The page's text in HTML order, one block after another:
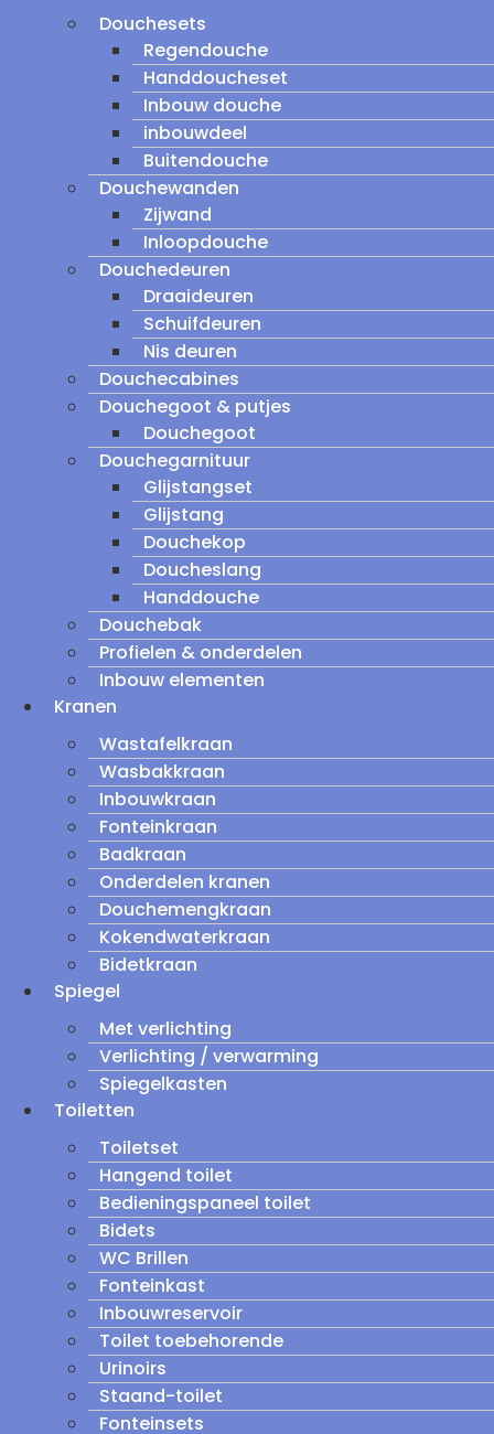
Douchesets
Regendouche
Handdoucheset
Inbouw douche
inbouwdeel
Buitendouche
Douchewanden
Zijwand
Inloopdouche
Douchedeuren
Draaideuren
Schuifdeuren
Nis deuren
Douchecabines
Douchegoot & putjes
Douchegoot
Douchegarnituur
Glijstangset
Glijstang
Douchekop
Doucheslang
Handdouche
Douchebak
Profielen & onderdelen
Inbouw elementen
Kranen
Wastafelkraan
Wasbakkraan
Inbouwkraan
Fonteinkraan
Badkraan
Onderdelen kranen
Douchemengkraan
Kokendwaterkraan
Bidetkraan
Spiegel
Met verlichting
Verlichting / verwarming
Spiegelkasten
Toiletten
Toiletset
Hangend toilet
Bedieningspaneel toilet
Bidets
WC Brillen
Fonteinkast
Inbouwreservoir
Toilet toebehorende
Urinoirs
Staand-toilet
Fonteinsets